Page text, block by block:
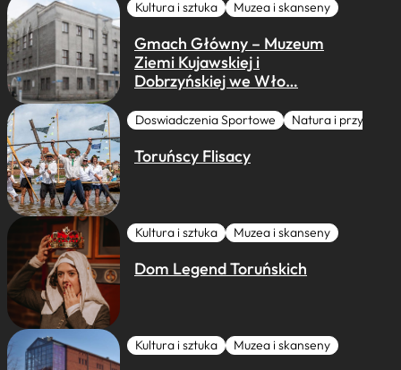
Kultura i sztuka Muzea i skanseny
Gmach Główny – Muzeum
Ziemi Kujawskiej i
Dobrzyńskiej we Wło…
Doswiadczenia Sportowe Natura i przygoda
Toruńscy Flisacy
Kultura i sztuka Muzea i skanseny
Dom Legend Toruńskich
Kultura i sztuka Muzea i skanseny